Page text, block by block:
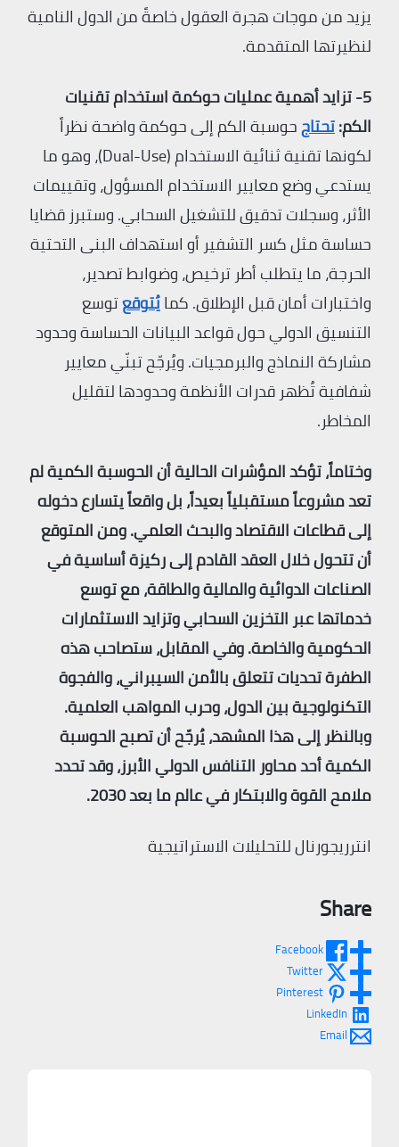
يزيد من موجات هجرة العقول خاصةً من الدول النامية
لنظيرتها المتقدمة.
5- تزايد أهمية عمليات حوكمة استخدام تقنيات
الكم:تحتاجحوسبة الكم إلى حوكمة واضحة نظراً
لكونها تقنية ثنائية الاستخدام (Dual-Use)، وهو ما
يستدعي وضع معايير الاستخدام المسؤول، وتقييمات
الأثر، وسجلات تدقيق للتشغيل السحابي. وستبرز قضايا
حساسة مثل كسر التشفير أو استهداف البنى التحتية
الحرجة، ما يتطلب أطر ترخيص، وضوابط تصدير،
واختبارات أمان قبل الإطلاق. كمايُتوقعتوسع
التنسيق الدولي حول قواعد البيانات الحساسة وحدود
مشاركة النماذج والبرمجيات. ويُرجّح تبنّي معايير
شفافية تُظهر قدرات الأنظمة وحدودها لتقليل
المخاطر.
وختاماً، تؤكد المؤشرات الحالية أن الحوسبة الكمية لم
تعد مشروعاً مستقبلياً بعيداً، بل واقعاً يتسارع دخوله
إلى قطاعات الاقتصاد والبحث العلمي. ومن المتوقع
أن تتحول خلال العقد القادم إلى ركيزة أساسية في
الصناعات الدوائية والمالية والطاقة، مع توسع
خدماتها عبر التخزين السحابي وتزايد الاستثمارات
الحكومية والخاصة. وفي المقابل، ستصاحب هذه
الطفرة تحديات تتعلق بالأمن السيبراني، والفجوة
التكنولوجية بين الدول، وحرب المواهب العلمية.
وبالنظر إلى هذا المشهد، يُرجّح أن تصبح الحوسبة
الكمية أحد محاور التنافس الدولي الأبرز، وقد تحدد
ملامح القوة والابتكار في عالم ما بعد 2030.
انترريجورنال للتحليلات الاستراتيجية
Share
Facebook
Twitter
Pinterest
LinkedIn
Email